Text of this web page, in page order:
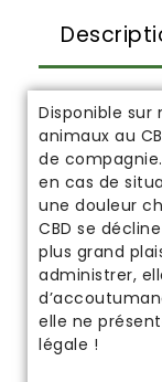
Disponible sur
animaux au
de
en cas de
une douleur
CBD se
plus grand
administrer,
elle ne
légale !